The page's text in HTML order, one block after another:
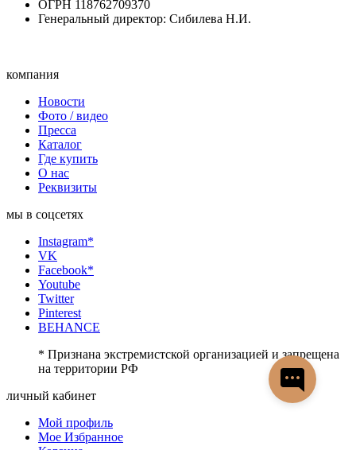
ОГРН 118762709370
Генеральный директор: Сибилева Н.И.
компания
Новости
Фото / видео
Пресса
Каталог
Где купить
О нас
Реквизиты
мы в соцсетях
Instagram*
VK
Facebook*
Youtube
Twitter
Pinterest
BEHANCE
* Признана экстремистской организацией и запрещена
на территории РФ
личный кабинет
Мой профиль
Мое Избранное